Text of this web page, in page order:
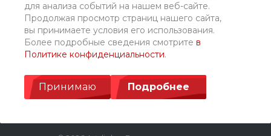
для анализа событий на нашем веб-сайте.
Продолжая просмотр страниц нашего сайта,
вы принимаете условия его использования.
Более подробные сведения смотрите в
Политике конфиденциальности.
Принимаю Подробнее
Каталог
Услуги